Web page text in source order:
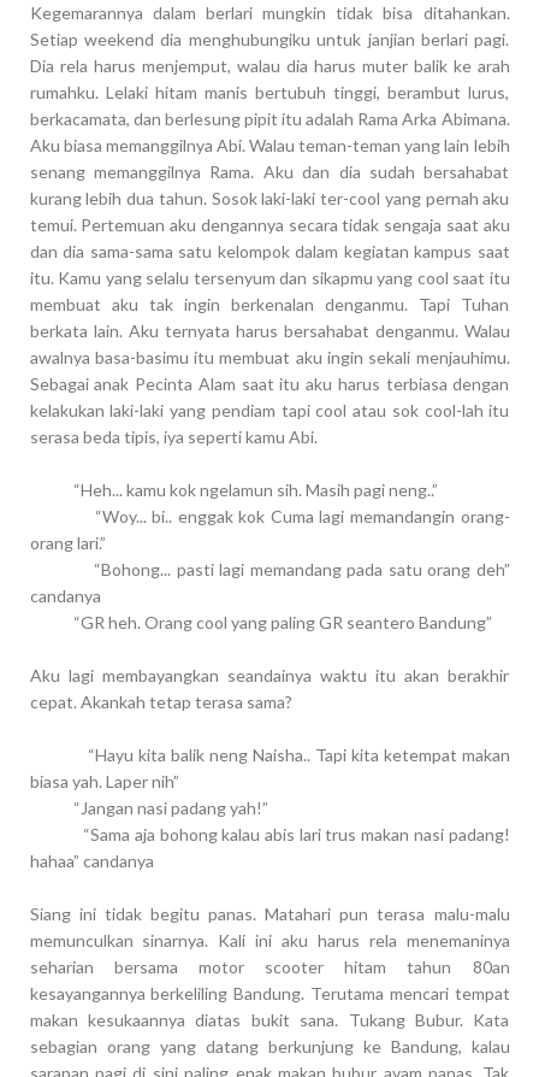
Kegemarannya dalam berlari mungkin tidak bisa ditahankan.
Setiap weekend dia menghubungiku untuk janjian berlari pagi.
Dia rela harus menjemput, walau dia harus muter balik ke arah
rumahku. Lelaki hitam manis bertubuh tinggi, berambut lurus,
berkacamata, dan berlesung pipit itu adalah Rama Arka Abimana.
Aku biasa memanggilnya Abi. Walau teman-teman yang lain lebih
senang memanggilnya Rama. Aku dan dia sudah bersahabat
kurang lebih dua tahun. Sosok laki-laki ter-cool yang pernah aku
temui. Pertemuan aku dengannya secara tidak sengaja saat aku
dan dia sama-sama satu kelompok dalam kegiatan kampus saat
itu. Kamu yang selalu tersenyum dan sikapmu yang cool saat itu
membuat aku tak ingin berkenalan denganmu. Tapi Tuhan
berkata lain. Aku ternyata harus bersahabat denganmu. Walau
awalnya basa-basimu itu membuat aku ingin sekali menjauhimu.
Sebagai anak Pecinta Alam saat itu aku harus terbiasa dengan
kelakukan laki-laki yang pendiam tapi cool atau sok cool-lah itu
serasa beda tipis, iya seperti kamu Abi.
“Heh... kamu kok ngelamun sih. Masih pagi neng..”
“Woy... bi.. enggak kok Cuma lagi memandangin orang-
orang lari.”
“Bohong... pasti lagi memandang pada satu orang deh”
candanya
“GR heh. Orang cool yang paling GR seantero Bandung”
Aku lagi membayangkan seandainya waktu itu akan berakhir
cepat. Akankah tetap terasa sama?
“Hayu kita balik neng Naisha.. Tapi kita ketempat makan
biasa yah. Lapernih”
“Jangan nasi padang yah!”
“Sama aja bohong kalau abis lari trus makan nasi padang!
hahaa” candanya
Siang ini tidak begitu panas. Matahari pun terasa malu-malu
memunculkan sinarnya. Kali ini aku harus rela menemaninya
seharian bersama motor scooter hitam tahun 80an
kesayangannya berkeliling Bandung. Terutama mencari tempat
makan kesukaannya diatas bukit sana. Tukang Bubur. Kata
sebagian orang yang datang berkunjung ke Bandung, kalau
sarapan pagi di sini paling enak makan bubur ayam panas. Tak